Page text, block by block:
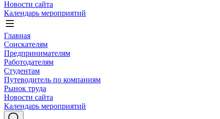
Новости сайта
Календарь мероприятий
Главная
Соискателям
Предпринимателям
Работодателям
Студентам
Путеводитель по компаниям
Рынок труда
Новости сайта
Календарь мероприятий